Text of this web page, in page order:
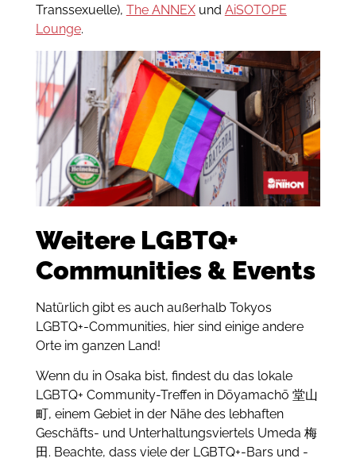
Transsexuelle), The ANNEXund AiSOTOPE
Lounge.
Weitere LGBTQ+
Communities & Events
Natürlich gibt es auch außerhalb Tokyos
LGBTQ+-Communities, hier sind einige andere
Orte im ganzen Land!
Wenn du in Osaka bist, findest du das lokale
LGBTQ+ Community-Treffen in Dōyamachō 堂山
町, einem Gebiet in der Nähe des lebhaften
Geschäfts- und Unterhaltungsviertels Umeda 梅
田. Beachte, dass viele der LGBTQ+-Bars und -